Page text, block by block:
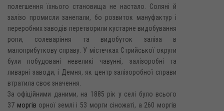
полегшення їхнього становища не настало. Соляні й
залізо промисли занепали, бо розвиток мануфактур і
переробних заводів перетворили кустарне видобування
ропи, солеваріння та видобуток заліза в
малоприбуткову справу. У містечках Стрийської округи
були побудовані невеликі чавунні, залізоробні та
ливарні заводи, і Демня, як центр залізоробної справи
втратила своє значення.
За офіційними даними, на 1885 рік у селі було всього
37 моргів орної землі і 53 морги сіножаті, а 260 моргів